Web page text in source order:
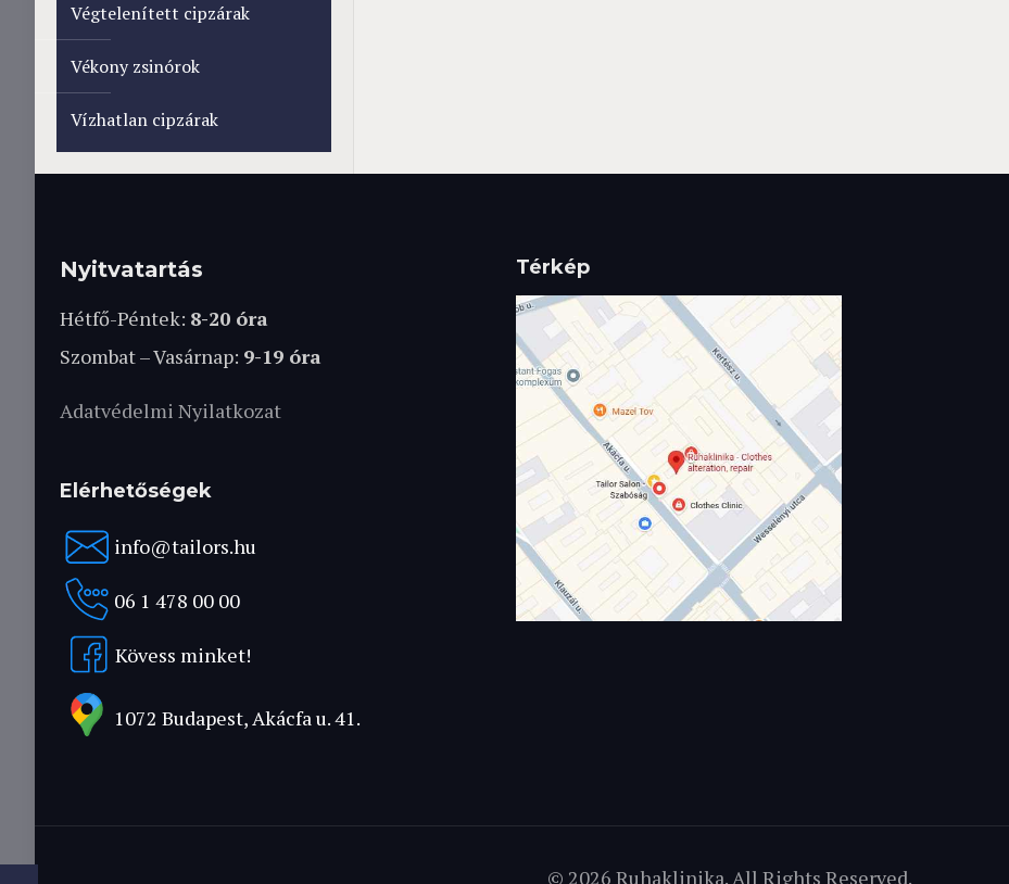
Végtelenített cipzárak
Vékony zsinórok
Vízhatlan cipzárak
Nyitvatartás
Hétfő-Péntek: 8-20 óra
Szombat – Vasárnap: 9-19 óra
Adatvédelmi Nyilatkozat
Elérhetőségek
info@tailors.hu
06 1 478 00 00
Kövess minket!
1072 Budapest, Akácfa u. 41.
Térkép
© 2026 Ruhaklinika. All Rights Reserved.